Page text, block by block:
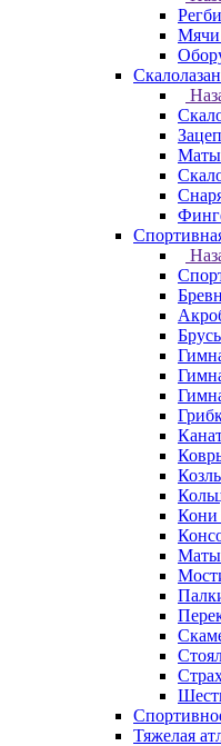
Регби
Мячи
Маты
Кони
Маты
Тяжелая